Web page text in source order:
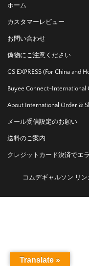
ホーム
カスタマーレビュー
お問い合わせ
偽物にご注意ください
GS EXPRESS (For China and
Buyee Connect-International
About International Order &
メール受信設定のお願い
送料のご案内
クレジットカード決済でエ
コムデギャルソン リ
Translate »